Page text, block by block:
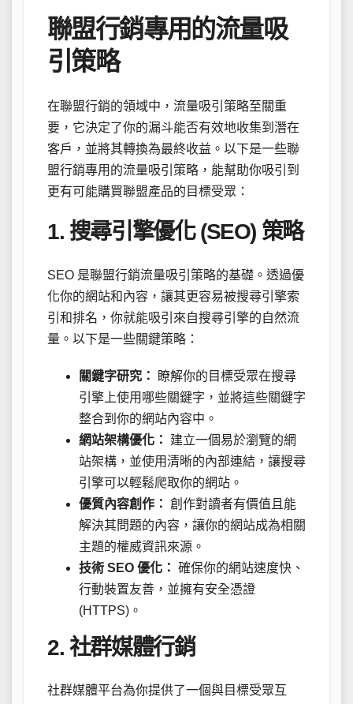
聯盟行銷專用的流量吸
引策略
在聯盟行銷的領域中，流量吸引策略至關重
要，它決定了你的漏斗能否有效地收集到潛在
客戶，並將其轉換為最終收益。以下是一些聯
盟行銷專用的流量吸引策略，能幫助你吸引到
更有可能購買聯盟產品的目標受眾：
1. 搜尋引擎優化 (SEO) 策略
SEO 是聯盟行銷流量吸引策略的基礎。透過優
化你的網站和內容，讓其更容易被搜尋引擎索
引和排名，你就能吸引來自搜尋引擎的自然流
量。以下是一些關鍵策略：
關鍵字研究：
瞭解你的目標受眾在搜尋
引擎上使用哪些關鍵字，並將這些關鍵字
整合到你的網站內容中。
網站架構優化：
建立一個易於瀏覽的網
站架構，並使用清晰的內部連結，讓搜尋
引擎可以輕鬆爬取你的網站。
優質內容創作： 創作對讀者有價值且能
解決其問題的內容，讓你的網站成為相關
主題的權威資訊來源。
技術 SEO 優化： 確保你的網站速度快、
行動裝置友善，並擁有安全憑證
(HTTPS)。
2. 社群媒體行銷
社群媒體平台為你提供了一個與目標受眾互